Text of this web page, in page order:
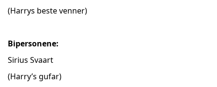
(Harrys beste venner)
Bipersonene:
Sirius Svaart
(Harry’s gufar)